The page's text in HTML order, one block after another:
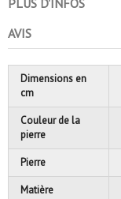
PLUS D'INFOS
AVIS
Dimensions en
cm
Couleur de la
pierre
Pierre
Matière